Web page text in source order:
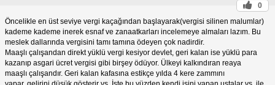
0
Öncelikle en üst seviye vergi kaçağından başlayarak(vergisi silinen malumlar)
kademe kademe inerek esnaf ve zanaatkarları incelemeye almaları lazım. Bu
meslek dallarında vergisini tamı tamına ödeyen çok nadirdir.
Maaşlı çalışandan direkt yüklü vergi kesiyor devlet, geri kalan ise yüklü para
kazanıp asgari ücret vergisi gibi birşey ödüyor. Ülkeyi kalkındıran reaya
maaşlı çalışandır. Geri kalan kafasına estikçe yılda 4 kere zammını